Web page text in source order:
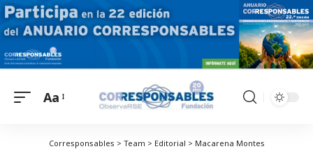
Aa
Corresponsables > Team > Editorial > Macarena Montes